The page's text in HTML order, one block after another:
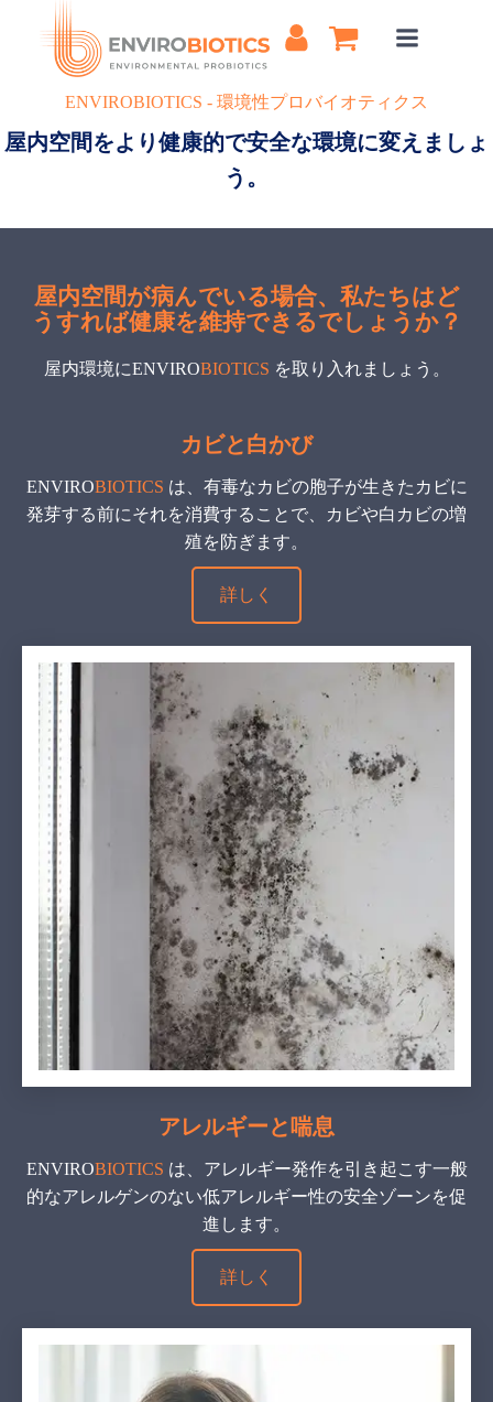
ン
テ
ン
へ
ENVIROBIOTICS - 環境性プロバイオティクス
屋内空間をより健康的で安全な環境に変えましょ
う。
屋内空間が病んでいる場合、私たちはど
うすれば健康を維持できるでしょうか？
屋内環境にENVIROBIOTICS を取り入れましょう。
カビと白かび
ENVIROBIOTICS は、有毒なカビの胞子が生きたカビに
発芽する前にそれを消費することで、カビや白カビの増
殖を防ぎます。
詳しく
アレルギーと喘息
ENVIROBIOTICS は、アレルギー発作を引き起こす一般
的なアレルゲンのない低アレルギー性の安全ゾーンを促
進します。
詳しく